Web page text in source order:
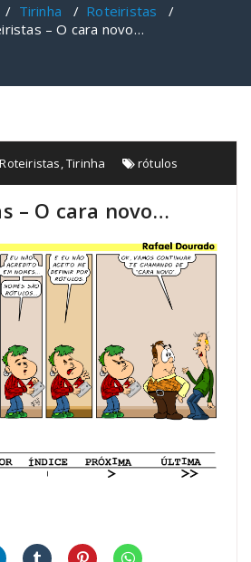
/ Tirinha / Roteiristas /
– O cara novo…
Roteiristas,Tirinha rótulos
– O cara novo…